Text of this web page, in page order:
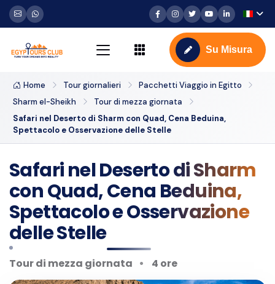
Su Misura
Home Tour giornalieri
Pacchetti Viaggio in Egitto
Sharm el-Sheikh
Tour di mezza giornata
Safari nel Deserto di Sharm con Quad, Cena Beduina,
Spettacolo e Osservazione delle Stelle
Safari nel Deserto di Sharm
con Quad, Cena Beduina,
Spettacolo e Osservazione
delle Stelle
Tour di mezza giornata 4 ore